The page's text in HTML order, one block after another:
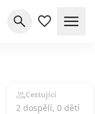
Cestující
2 dospělí, 0 dětí